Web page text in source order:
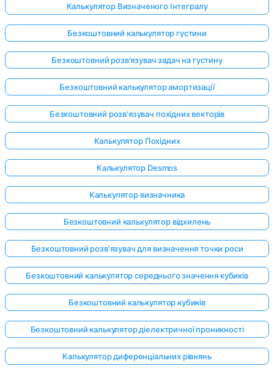
Увійдіть
тут!
Калькулятор Визначеного Інтегралу
Безкоштовний калькулятор густини
Безкоштовний розв'язувач задач на густину
Безкоштовний калькулятор амортизації
Безкоштовний розв'язувач похідних векторів
Калькулятор Похідних
Калькулятор Desmos
Калькулятор визначника
Безкоштовний калькулятор відхилень
Безкоштовний розв'язувач для визначення точки роси
Безкоштовний калькулятор середнього значення кубиків
Безкоштовний калькулятор кубиків
Безкоштовний калькулятор діелектричної проникності
Калькулятор диференціальних рівнянь